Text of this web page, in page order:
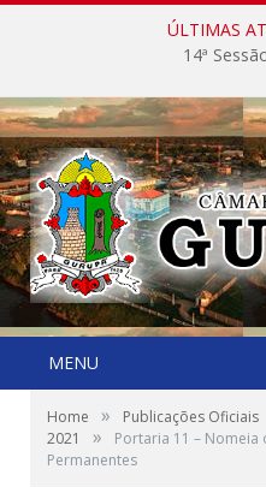
ÚLTIMAS
14ª
MENU
Home » Publicações Oficiais
2021
»
Portaria 11 –
Permanentes